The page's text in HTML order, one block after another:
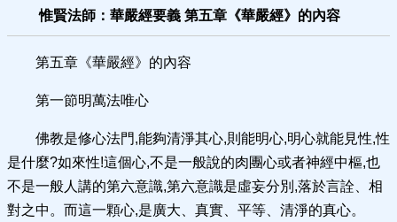
惟賢法師：華嚴經要義 第五章《華嚴經》的內容
第五章《華嚴經》的內容
第一節明萬法唯心
佛教是修心法門,能夠清淨其心,則能明心,明心就能見性,性
是什麼?如來性!這個心,不是一般說的肉團心或者神經中樞,也
不是一般人講的第六意識,第六意識是虛妄分別,落於言詮、相
對之中。而這一顆心,是廣大、真實、平等、清淨的真心。